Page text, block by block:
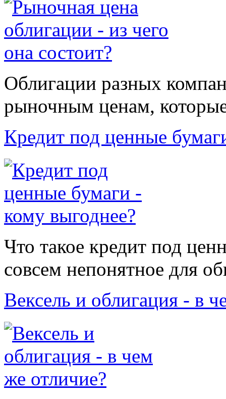
Облигации разных
рыночным ценам,
Кредит под ценные
Что такое кредит под
совсем непонятное для
Вексель и облигация - в